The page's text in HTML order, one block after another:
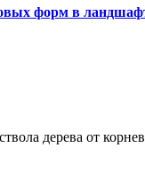
форм в
дерева от